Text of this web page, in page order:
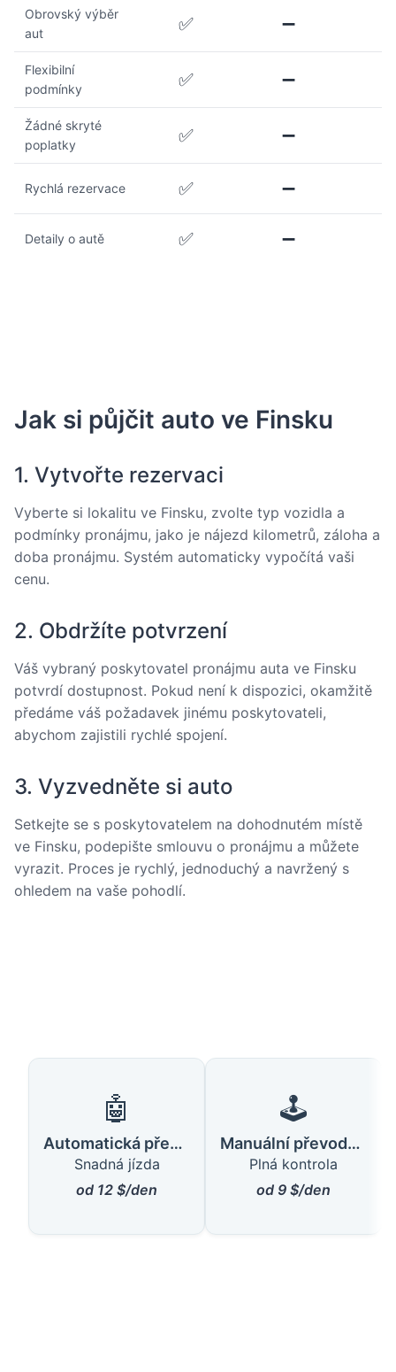
Obrovský výběr
aut
✅ ➖
Flexibilní
podmínky
✅ ➖
Žádné skryté
poplatky
✅ ➖
Rychlá rezervace ✅ ➖
Detaily o autě ✅ ➖
Jak si půjčit auto ve Finsku
1. Vytvořte rezervaci
Vyberte si lokalitu ve Finsku, zvolte typ vozidla a
podmínky pronájmu, jako je nájezd kilometrů, záloha a
doba pronájmu. Systém automaticky vypočítá vaši
cenu.
2. Obdržíte potvrzení
Váš vybraný poskytovatel pronájmu auta ve Finsku
potvrdí dostupnost. Pokud není k dispozici, okamžitě
předáme váš požadavek jinému poskytovateli,
abychom zajistili rychlé spojení.
3. Vyzvedněte si auto
Setkejte se s poskytovatelem na dohodnutém místě
ve Finsku, podepište smlouvu o pronájmu a můžete
vyrazit. Proces je rychlý, jednoduchý a navržený s
ohledem na vaše pohodlí.
🤖
Automatická převodovka
Snadná jízda
od 12 $/den
🕹️
Manuální převodovka
Plná kontrola
od 9 $/den